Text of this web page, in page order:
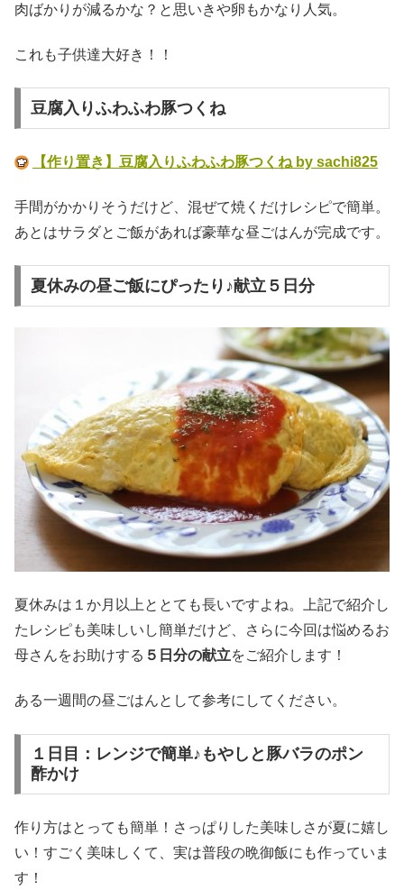
肉ばかりが減るかな？と思いきや卵もかなり人気。
これも子供達大好き！！
豆腐入りふわふわ豚つくね
【作り置き】豆腐入りふわふわ豚つくね by sachi825
手間がかかりそうだけど、混ぜて焼くだけレシピで簡単。
あとはサラダとご飯があれば豪華な昼ごはんが完成です。
夏休みの昼ご飯にぴったり♪献立５日分
夏休みは１か月以上ととても長いですよね。上記で紹介し
たレシピも美味しいし簡単だけど、さらに今回は悩めるお
母さんをお助けする ５日分の献立をご紹介します！
ある一週間の昼ごはんとして参考にしてください。
１日目：レンジで簡単♪もやしと豚バラのポン
酢かけ
作り方はとっても簡単！さっぱりした美味しさが夏に嬉し
い！すごく美味しくて、実は普段の晩御飯にも作っていま
す！